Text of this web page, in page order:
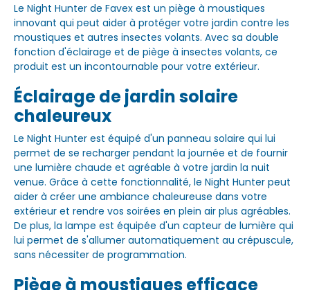
Le Night Hunter de Favex est un piège à moustiques
innovant qui peut aider à protéger votre jardin contre les
moustiques et autres insectes volants. Avec sa double
fonction d'éclairage et de piège à insectes volants, ce
produit est un incontournable pour votre extérieur.
Éclairage de jardin solaire
chaleureux
Le Night Hunter est équipé d'un panneau solaire qui lui
permet de se recharger pendant la journée et de fournir
une lumière chaude et agréable à votre jardin la nuit
venue. Grâce à cette fonctionnalité, le Night Hunter peut
aider à créer une ambiance chaleureuse dans votre
extérieur et rendre vos soirées en plein air plus agréables.
De plus, la lampe est équipée d'un capteur de lumière qui
lui permet de s'allumer automatiquement au crépuscule,
sans nécessiter de programmation.
Piège à moustiques efficace